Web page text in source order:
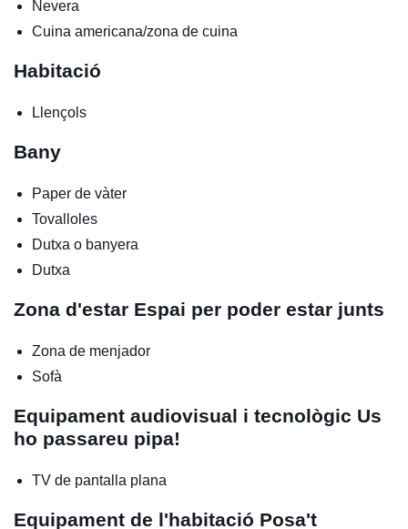
Nevera
Cuina americana/zona de cuina
Habitació
Llençols
Bany
Paper de vàter
Tovalloles
Dutxa o banyera
Dutxa
Zona d'estar Espai per poder estar junts
Zona de menjador
Sofà
Equipament audiovisual i tecnològic Us
ho passareu pipa!
TV de pantalla plana
Equipament de l'habitació Posa't